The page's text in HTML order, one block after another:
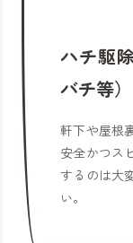
ハチ駆
バチ等）
軒下や屋根
安全かつス
するのは大
い。